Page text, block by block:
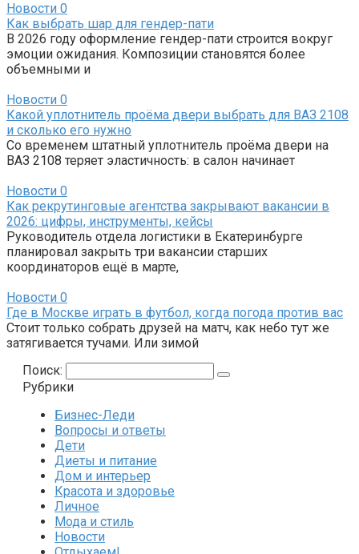
Новости 0
Как выбрать шар для гендер-пати
В 2026 году оформление гендер-пати строится вокруг
эмоции ожидания. Композиции становятся более
объемными и
Новости 0
Какой уплотнитель проёма двери выбрать для ВАЗ 2108
и сколько его нужно
Со временем штатный уплотнитель проёма двери на
ВАЗ 2108 теряет эластичность: в салон начинает
Новости 0
Как рекрутинговые агентства закрывают вакансии в
2026: цифры, инструменты, кейсы
Руководитель отдела логистики в Екатеринбурге
планировал закрыть три вакансии старших
координаторов ещё в марте,
Новости 0
Где в Москве играть в футбол, когда погода против вас
Стоит только собрать друзей на матч, как небо тут же
затягивается тучами. Или зимой
Поиск:
Рубрики
Бизнес-Леди
Вопросы и ответы
Дети
Диеты и питание
Дом и интерьер
Красота и здоровье
Личное
Мода и стиль
Новости